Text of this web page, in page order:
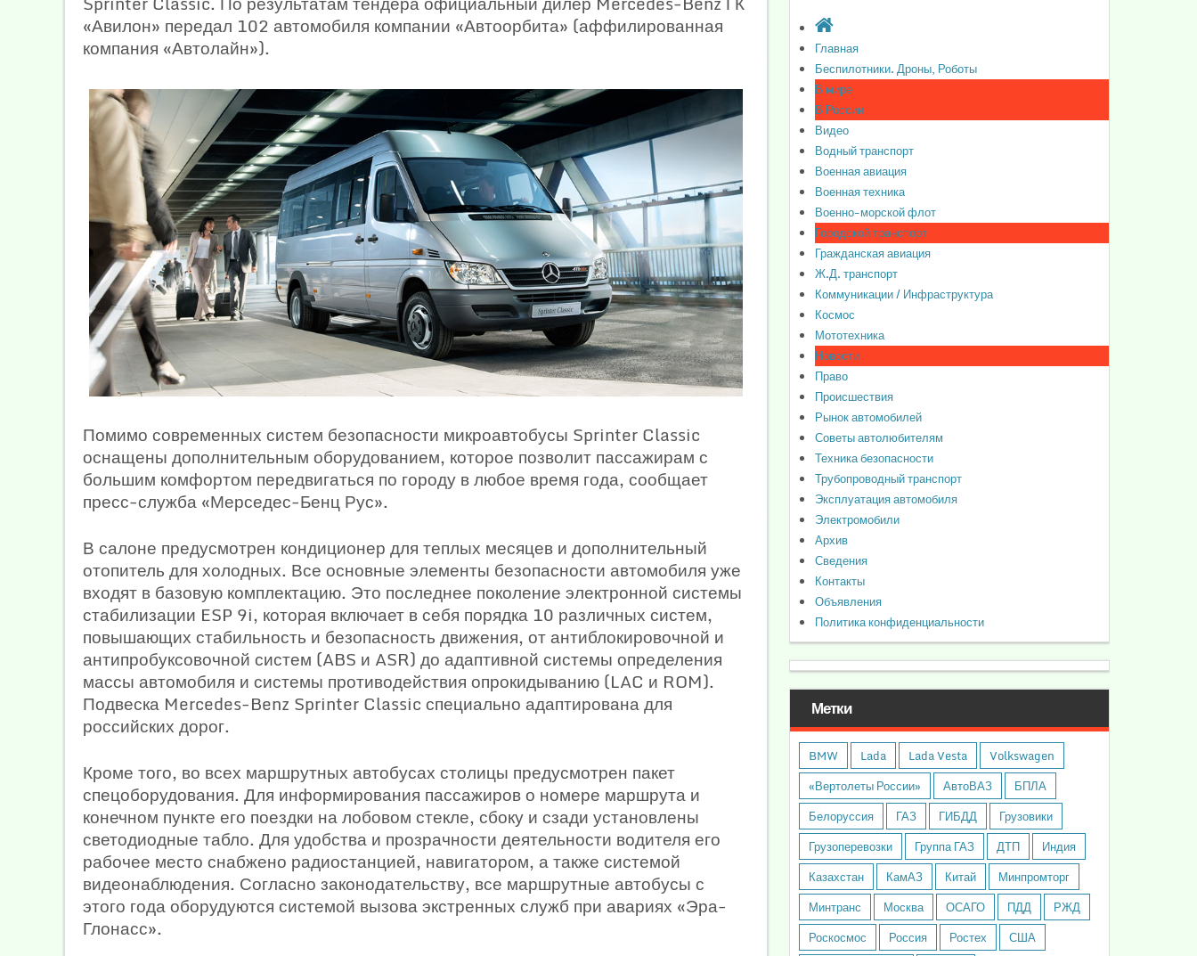
«Авилон» передал 102 автомобиля компании «Автоорбита» (аффилированная
компания «Автолайн»).
Помимо современных систем безопасности микроавтобусы Sprinter Classic
оснащены дополнительным оборудованием, которое позволит пассажирам с
большим комфортом передвигаться по городу в любое время года, сообщает
пресс-служба «Мерседес-Бенц Рус».
В салоне предусмотрен кондиционер для теплых месяцев и дополнительный
отопитель для холодных. Все основные элементы безопасности автомобиля уже
входят в базовую комплектацию. Это последнее поколение электронной системы
стабилизации ESP 9i, которая включает в себя порядка 10 различных систем,
повышающих стабильность и безопасность движения, от антиблокировочной и
антипробуксовочной систем (ABS и ASR) до адаптивной системы определения
массы автомобиля и системы противодействия опрокидыванию (LAC и ROM).
Подвеска Mercedes-Benz Sprinter Classic специально адаптирована для
российских дорог.
Кроме того, во всех маршрутных автобусах столицы предусмотрен пакет
спецоборудования. Для информирования пассажиров о номере маршрута и
конечном пункте его поездки на лобовом стекле, сбоку и сзади установлены
светодиодные табло. Для удобства и прозрачности деятельности водителя его
рабочее место снабжено радиостанцией, навигатором, а также системой
видеонаблюдения. Согласно законодательству, все маршрутные автобусы с
этого года оборудуются системой вызова экстренных служб при авариях «Эра-
Глонасс».
Главная
Беспилотники. Дроны, Роботы
В мире
В России
Видео
Водный транспорт
Военная авиация
Военная техника
Военно-морской флот
Городской транспорт
Гражданская авиация
Ж.Д. транспорт
Коммуникации / Инфраструктура
Космос
Мототехника
Новости
Право
Происшествия
Рынок автомобилей
Советы автолюбителям
Техника безопасности
Трубопроводный транспорт
Эксплуатация автомобиля
Электромобили
Архив
Сведения
Контакты
Объявления
Политика конфиденциальности
Метки
BMW Lada Lada Vesta
Volkswagen
«Вертолеты России»
АвтоВАЗ
БПЛА
Белоруссия
ГАЗ ГИБДД
Грузовики
Грузоперевозки
Группа ГАЗ ДТП
Индия
Казахстан
КамАЗ Китай
Минпромторг
Минтранс
Москва ОСАГО ПДД
РЖД
Роскосмос
Россия Ростех
США